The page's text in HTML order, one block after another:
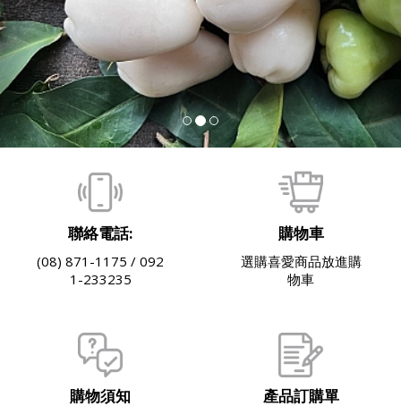
聯絡電話:
(08) 871-1175 / 092
1-233235
購物車
選購喜愛商品放進購
物車
購物須知
產品訂購單